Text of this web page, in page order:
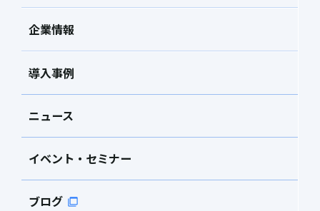
企業情報
導入事例
ニュース
イベント・セミナー
ブログ